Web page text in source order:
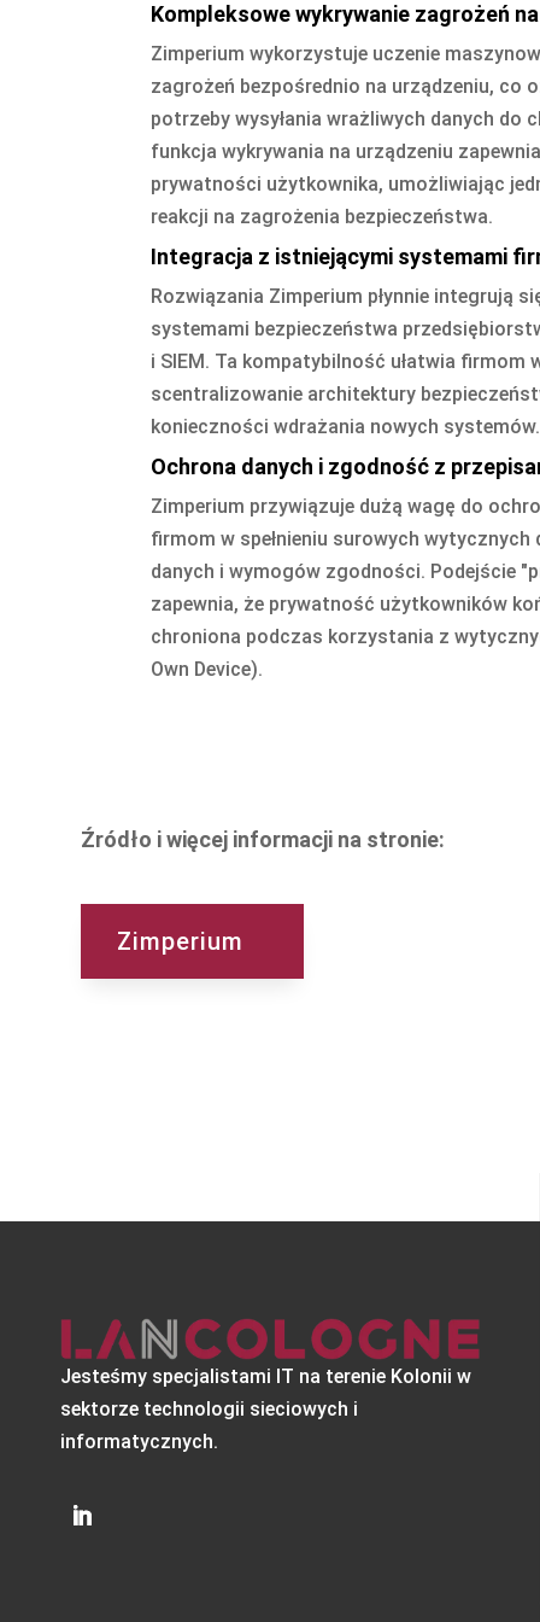
Kompleksowe wykrywanie zagrożeń
Zimperium wykorzystuje uczenie
zagrożeń bezpośrednio na urządzeniu, co
potrzeby wysyłania wrażliwych danych do
funkcja wykrywania na urządzeniu
prywatności użytkownika, umożliwiając
reakcji na zagrożenia bezpieczeństwa.
Integracja z istniejącymi systemami
Rozwiązania Zimperium płynnie integrują
systemami bezpieczeństwa
i SIEM. Ta kompatybilność ułatwia firmom
scentralizowanie architektury
konieczności wdrażania nowych systemów.
Ochrona danych i zgodność z
Zimperium przywiązuje dużą wagę do
firmom w spełnieniu surowych
danych i wymogów zgodności. Podejście
zapewnia, że prywatność użytkowników
chroniona podczas korzystania z
Own Device).
Źródło i więcej informacji na stronie:
Zimperium
Jesteśmy specjalistami IT na terenie Kolonii w
sektorze technologii sieciowych i
informatycznych.